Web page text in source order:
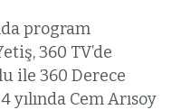
program
360 TV’de
ile 360 Derece
yılında Cem Arısoy